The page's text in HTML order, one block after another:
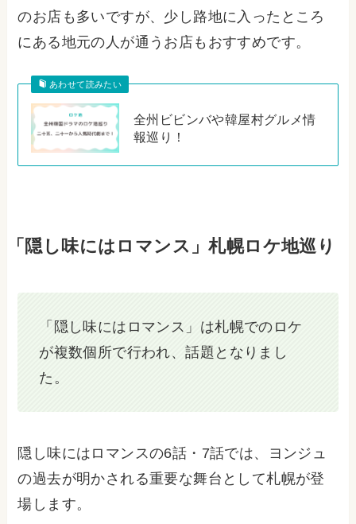
のお店も多いですが、少し路地に入ったところ
にある地元の人が通うお店もおすすめです。
あわせて読みたい
全州ビビンバや韓屋村グルメ情
報巡り！
「隠し味にはロマンス」札幌ロケ地巡り
「隠し味にはロマンス」は札幌でのロケ
が複数個所で行われ、話題となりまし
た。
隠し味にはロマンスの6話・7話では、ヨンジュ
の過去が明かされる重要な舞台として札幌が登
場します。